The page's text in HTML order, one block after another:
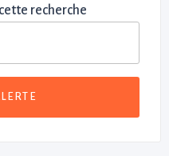
recherche